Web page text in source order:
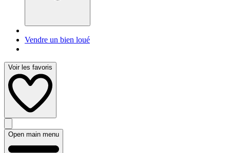
Vendre un bien loué
Voir les favoris
Open main menu